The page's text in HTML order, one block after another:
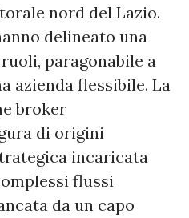
nord del Lazio.
delineato una
paragonabile a
azienda flessibile. La
broker
di origini
incaricata
flussi
da un capo